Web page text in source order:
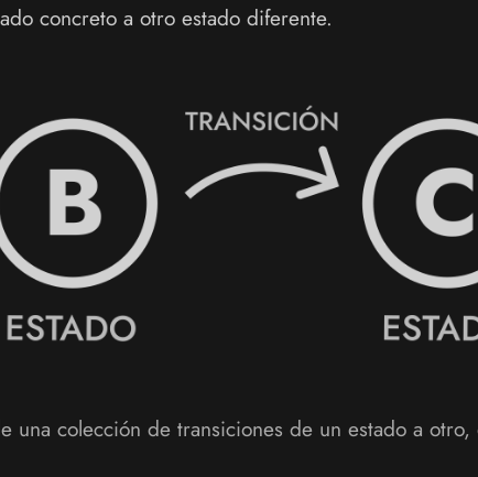
concreto a otro estado diferente.
una colección de transiciones de un estado a